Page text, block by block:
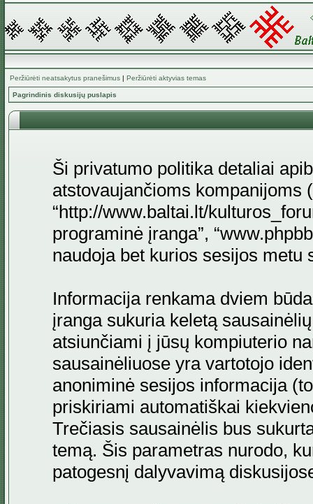
Peržiūrėti neatsakytus pranešimus | Peržiūrėti aktyvias temas
Pagrindinis diskusijų puslapis
Ši privatumo politika detaliai
atstovaujančioms kompanijoms
“http://www.baltai.lt/
programinė įranga”,
naudoja bet kurios sesijos metu
Informacija renkama dviem
įranga sukuria keletą
atsiunčiami į jūsų kompiuterio
sausainėliuose yra vartotojo
anoniminė sesijos informacija
priskiriami automatiškai
Trečiasis sausainėlis bus
temą. Šis parametras nurodo,
patogesnį dalyvavimą